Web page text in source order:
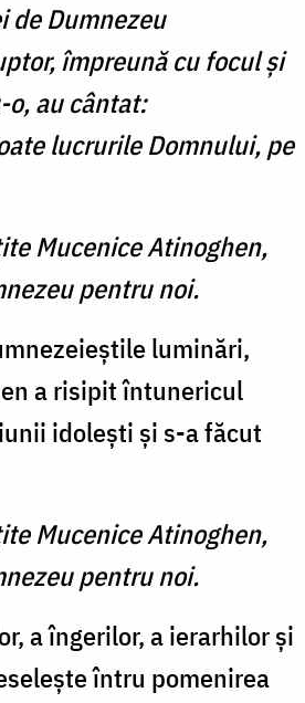
de Dumnezeu
împreună cu focul şi
o, au cântat:
lucrurile Domnului, pe
Mucenice Atinoghen,
pentru noi.
luminări,
a risipit întunericul
idoleşti şi s-a făcut
Mucenice Atinoghen,
pentru noi.
a îngerilor, a ierarhilor şi
întru pomenirea